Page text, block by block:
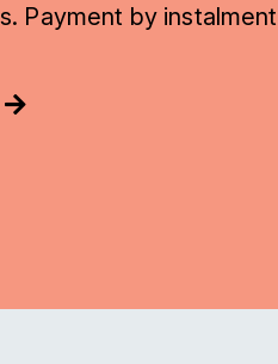
Payment by